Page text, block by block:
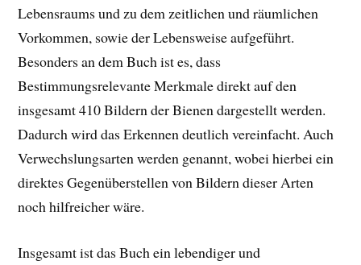
Lebensraums und zu dem zeitlichen und räumlichen
Vorkommen, sowie der Lebensweise aufgeführt.
Besonders an dem Buch ist es, dass
Bestimmungsrelevante Merkmale direkt auf den
insgesamt 410 Bildern der Bienen dargestellt werden.
Dadurch wird das Erkennen deutlich vereinfacht. Auch
Verwechslungsarten werden genannt, wobei hierbei ein
direktes Gegenüberstellen von Bildern dieser Arten
noch hilfreicher wäre.
Insgesamt ist das Buch ein lebendiger und